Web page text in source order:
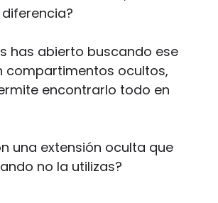
has abierto buscando ese
compartimentos ocultos,
encontrarlo todo en
una extensión oculta que
no la utilizas?